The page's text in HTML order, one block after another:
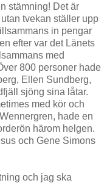
stämning! Det är
tvekan ställer upp
in pengar
efter var det Länets
med
800 personer hade
Ellen Sundberg,
sjöng sina låtar.
med kör och
hade en
härom helgen.
och Gene Simons
och jag ska